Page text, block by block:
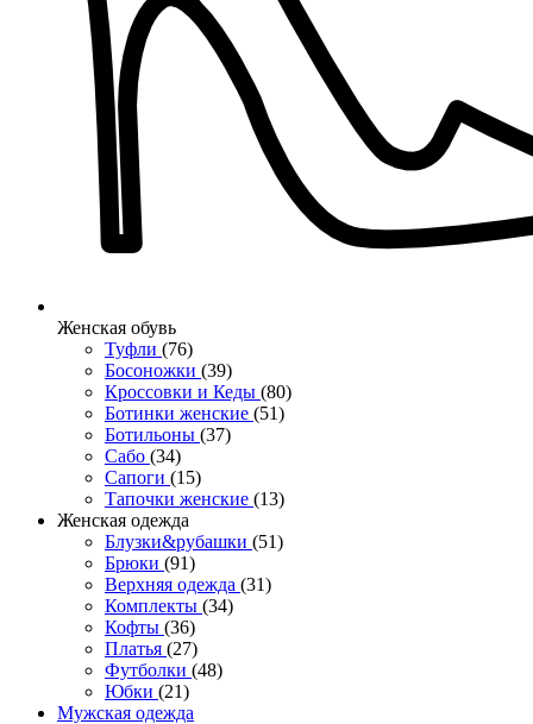
Женcкая обувь
Туфли (76)
Босоножки (39)
Кроссовки и Кеды (80)
Ботинки женские (51)
Ботильоны (37)
Сабо (34)
Сапоги (15)
Тапочки женские (13)
Женская одежда
Блузки&рубашки (51)
Брюки (91)
Верхняя одежда (31)
Комплекты (34)
Кофты (36)
Платья (27)
Футболки (48)
Юбки (21)
Мужская одежда